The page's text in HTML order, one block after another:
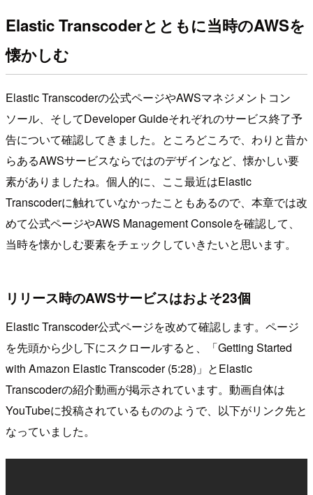
Elastic Transcoderとともに当時のAWSを
懐かしむ
Elastic Transcoderの公式ページやAWSマネジメントコン
ソール、そしてDeveloper Guideそれぞれのサービス終了予
告について確認してきました。ところどころで、わりと昔か
らあるAWSサービスならではのデザインなど、懐かしい要
素がありましたね。個人的に、ここ最近はElastic
Transcoderに触れていなかったこともあるので、本章では改
めて公式ページやAWS Management Consoleを確認して、
当時を懐かしむ要素をチェックしていきたいと思います。
リリース時のAWSサービスはおよそ23個
Elastic Transcoder公式ページを改めて確認します。ページ
を先頭から少し下にスクロールすると、「Getting Started
with Amazon Elastic Transcoder (5:28)」とElastic
Transcoderの紹介動画が掲示されています。動画自体は
YouTubeに投稿されているもののようで、以下がリンク先と
なっていました。